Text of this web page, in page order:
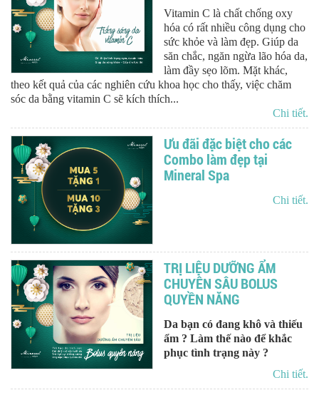
Vitamin C là chất chống oxy
hóa có rất nhiều công dụng cho
sức khỏe và làm đẹp. Giúp da
săn chắc, ngăn ngừa lão hóa da,
làm đầy sẹo lõm. Mặt khác,
theo kết quả của các nghiên cứu khoa học cho thấy, việc chăm
sóc da bằng vitamin C sẽ kích thích...
Chi tiết.
Ưu đãi đặc biệt cho các
Combo làm đẹp tại
Mineral Spa
Chi tiết.
TRỊ LIỆU DƯỠNG ẨM
CHUYÊN SÂU BOLUS
QUYỀN NĂNG
Da bạn có đang khô và thiếu
ẩm ? Làm thế nào để khắc
phục tình trạng này ?
Chi tiết.